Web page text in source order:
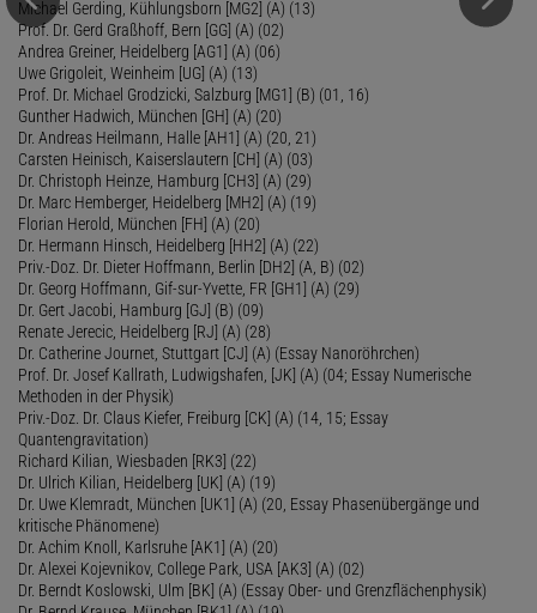
Michael Gerding, Kühlungsborn [MG2] (A) (13)
Prof. Dr. Gerd Graßhoff, Bern [GG] (A) (02)
Andrea Greiner, Heidelberg [AG1] (A) (06)
Uwe Grigoleit, Weinheim [UG] (A) (13)
Prof. Dr. Michael Grodzicki, Salzburg [MG1] (B) (01, 16)
Gunther Hadwich, München [GH] (A) (20)
Dr. Andreas Heilmann, Halle [AH1] (A) (20, 21)
Carsten Heinisch, Kaiserslautern [CH] (A) (03)
Dr. Christoph Heinze, Hamburg [CH3] (A) (29)
Dr. Marc Hemberger, Heidelberg [MH2] (A) (19)
Florian Herold, München [FH] (A) (20)
Dr. Hermann Hinsch, Heidelberg [HH2] (A) (22)
Priv.-Doz. Dr. Dieter Hoffmann, Berlin [DH2] (A, B) (02)
Dr. Georg Hoffmann, Gif-sur-Yvette, FR [GH1] (A) (29)
Dr. Gert Jacobi, Hamburg [GJ] (B) (09)
Renate Jerecic, Heidelberg [RJ] (A) (28)
Dr. Catherine Journet, Stuttgart [CJ] (A) (Essay Nanoröhrchen)
Prof. Dr. Josef Kallrath, Ludwigshafen, [JK] (A) (04; Essay Numerische
Methoden in der Physik)
Priv.-Doz. Dr. Claus Kiefer, Freiburg [CK] (A) (14, 15; Essay
Quantengravitation)
Richard Kilian, Wiesbaden [RK3] (22)
Dr. Ulrich Kilian, Heidelberg [UK] (A) (19)
Dr. Uwe Klemradt, München [UK1] (A) (20, Essay Phasenübergänge und
kritische Phänomene)
Dr. Achim Knoll, Karlsruhe [AK1] (A) (20)
Dr. Alexei Kojevnikov, College Park, USA [AK3] (A) (02)
Dr. Berndt Koslowski, Ulm [BK] (A) (Essay Ober- und Grenzflächenphysik)